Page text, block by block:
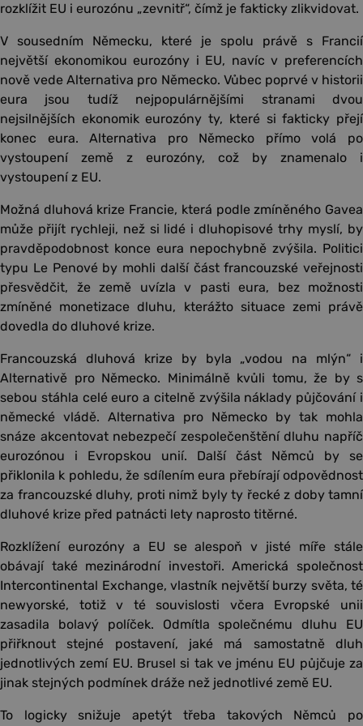
rozklížit EU i eurozónu „zevnitř“, čímž je fakticky zlikvidovat.
V sousedním Německu, které je spolu právě s Francií
největší ekonomikou eurozóny i EU, navíc v preferencích
nově vede Alternativa pro Německo. Vůbec poprvé v historii
eura jsou tudíž nejpopulárnějšími stranami dvou
nejsilnějších ekonomik eurozóny ty, které si fakticky přejí
konec eura. Alternativa pro Německo přímo volá po
vystoupení země z eurozóny, což by znamenalo i
vystoupení z EU.
Možná dluhová krize Francie, která podle zmíněného Gavea
může přijít rychleji, než si lidé i dluhopisové trhy myslí, by
pravděpodobnost konce eura nepochybně zvýšila. Politici
typu Le Penové by mohli další část francouzské veřejnosti
přesvědčit, že země uvízla v pasti eura, bez možnosti
zmíněné monetizace dluhu, kterážto situace zemi právě
dovedla do dluhové krize.
Francouzská dluhová krize by byla „vodou na mlýn“ i
Alternativě pro Německo. Minimálně kvůli tomu, že by s
sebou stáhla celé euro a citelně zvýšila náklady půjčování i
německé vládě. Alternativa pro Německo by tak mohla
snáze akcentovat nebezpečí zespolečenštění dluhu napříč
eurozónou i Evropskou unií. Další část Němců by se
přiklonila k pohledu, že sdílením eura přebírají odpovědnost
za francouzské dluhy, proti nimž byly ty řecké z doby tamní
dluhové krize před patnácti lety naprosto titěrné.
Rozklížení eurozóny a EU se alespoň v jisté míře stále
obávají také mezinárodní investoři. Americká společnost
Intercontinental Exchange, vlastník největší burzy světa, té
newyorské, totiž v té souvislosti včera Evropské unii
zasadila bolavý políček. Odmítla společnému dluhu EU
přiřknout stejné postavení, jaké má samostatně dluh
jednotlivých zemí EU. Brusel si tak ve jménu EU půjčuje za
jinak stejných podmínek dráže než jednotlivé země EU.
To logicky snižuje apetýt třeba takových Němců po